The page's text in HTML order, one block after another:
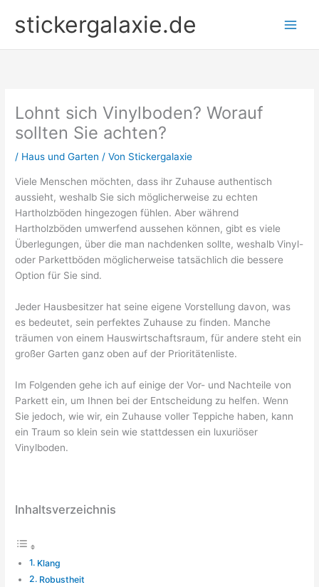
Inhaltstickergalaxie.de
Lohnt sich Vinylboden? Worauf
sollten Sie achten?
/ Haus und Garten / Von Stickergalaxie
Viele Menschen möchten, dass ihr Zuhause authentisch
aussieht, weshalb Sie sich möglicherweise zu echten
Hartholzböden hingezogen fühlen. Aber während
Hartholzböden umwerfend aussehen können, gibt es viele
Überlegungen, über die man nachdenken sollte, weshalb Vinyl-
oder Parkettböden möglicherweise tatsächlich die bessere
Option für Sie sind.
Jeder Hausbesitzer hat seine eigene Vorstellung davon, was
es bedeutet, sein perfektes Zuhause zu finden. Manche
träumen von einem Hauswirtschaftsraum, für andere steht ein
großer Garten ganz oben auf der Prioritätenliste.
Im Folgenden gehe ich auf einige der Vor- und Nachteile von
Parkett ein, um Ihnen bei der Entscheidung zu helfen. Wenn
Sie jedoch, wie wir, ein Zuhause voller Teppiche haben, kann
ein Traum so klein sein wie stattdessen ein luxuriöser
Vinylboden.
Inhaltsverzeichnis
Klang
Robustheit